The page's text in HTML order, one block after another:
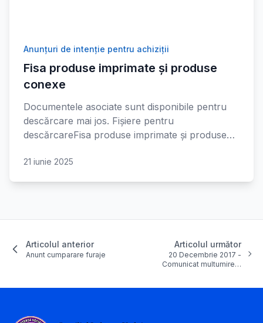
Anunțuri de intenție pentru achiziții
Fisa produse imprimate și produse
conexe
Documentele asociate sunt disponibile pentru
descărcare mai jos. Fișiere pentru
descărcareFisa produse imprimate și produse…
21 iunie 2025
Articolul anterior
Anunt cumparare furaje
Articolul următor
20 Decembrie 2017 -
Comunicat multumire…